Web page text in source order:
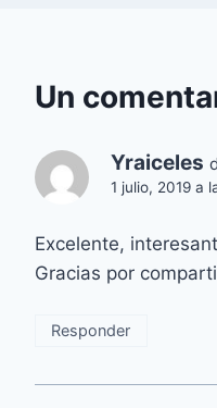
Un
Yraiceles
1 julio, 2019 a
Excelente,
Gracias por
Responder